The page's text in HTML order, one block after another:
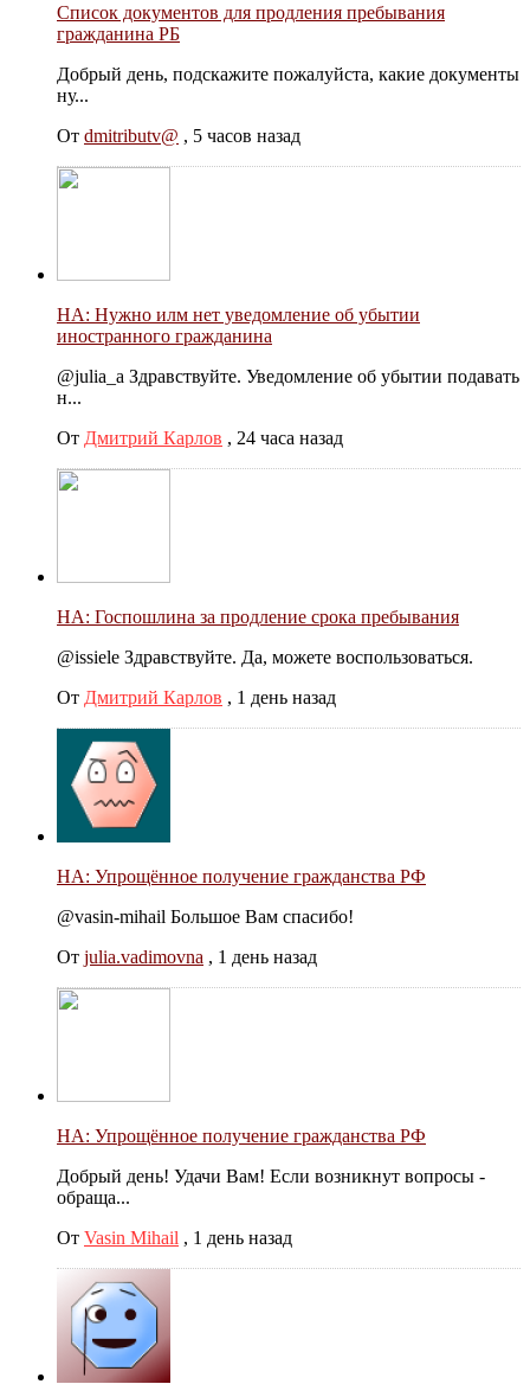
Список документов для продления пребывания
гражданина РБ
Добрый день, подскажите пожалуйста, какие документы
ну...
От dmitributv@ , 5 часов назад
НА: Нужно илм нет уведомление об убытии
иностранного гражданина
@julia_a Здравствуйте. Уведомление об убытии подавать
н...
От Дмитрий Карлов , 24 часа назад
НА: Госпошлина за продление срока пребывания
@issiele Здравствуйте. Да, можете воспользоваться.
От Дмитрий Карлов , 1 день назад
НА: Упрощённое получение гражданства РФ
@vasin-mihail Большое Вам спасибо!
От julia.vadimovna , 1 день назад
НА: Упрощённое получение гражданства РФ
Добрый день! Удачи Вам! Если возникнут вопросы -
обраща...
От Vasin Mihail , 1 день назад